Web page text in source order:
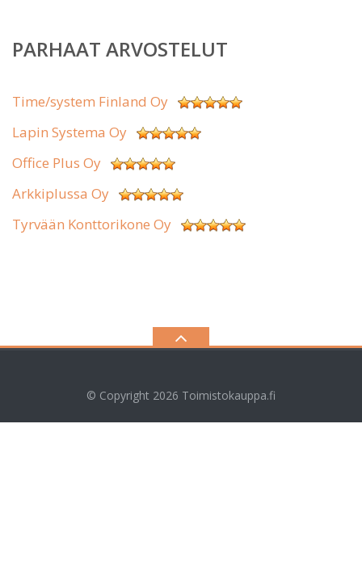
PARHAAT ARVOSTELUT
Time/system Finland Oy
Lapin Systema Oy
Office Plus Oy
Arkkiplussa Oy
Tyrvään Konttorikone Oy
© Copyright 2026 Toimistokauppa.fi